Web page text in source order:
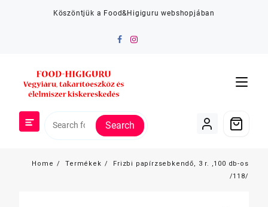
Köszöntjük a Food&Higiguru webshopjában
Search
Home Termékek
Frizbi papírzsebkendő, 3 r. ,100 db-os
/118/